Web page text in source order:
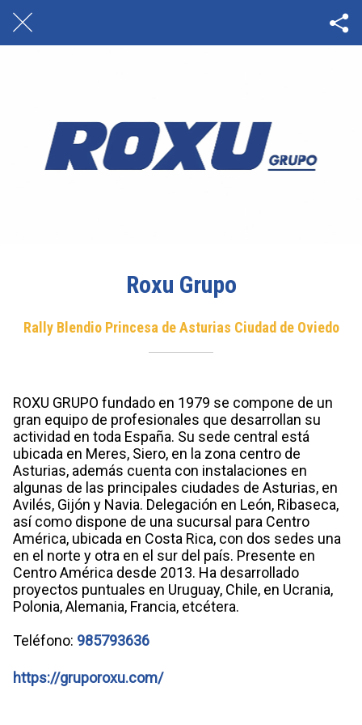
Roxu Grupo
Rally Blendio Princesa de Asturias Ciudad de Oviedo
ROXU GRUPO fundado en 1979 se compone de un
gran equipo de profesionales que desarrollan su
actividad en toda España. Su sede central está
ubicada en Meres, Siero, en la zona centro de
Asturias, además cuenta con instalaciones en
algunas de las principales ciudades de Asturias, en
Avilés, Gijón y Navia. Delegación en León, Ribaseca,
así como dispone de una sucursal para Centro
América, ubicada en Costa Rica, con dos sedes una
en el norte y otra en el sur del país. Presente en
Centro América desde 2013. Ha desarrollado
proyectos puntuales en Uruguay, Chile, en Ucrania,
Polonia, Alemania, Francia, etcétera.
Teléfono: 985793636
https://gruporoxu.com/